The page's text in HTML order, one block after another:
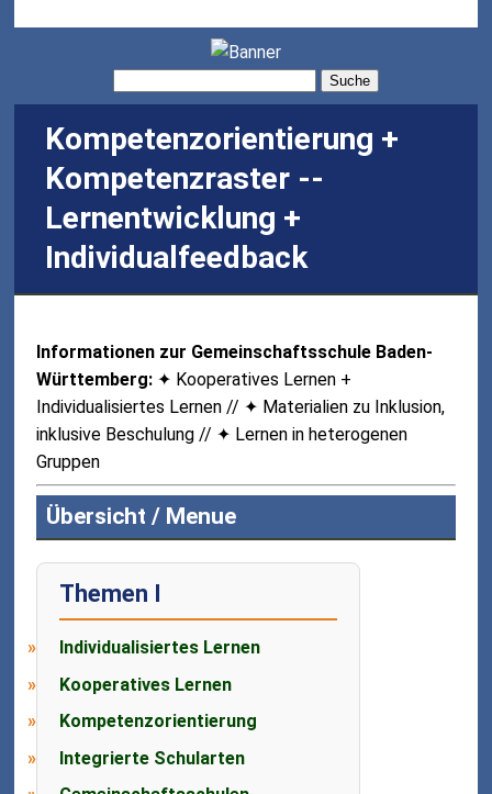
Suche
Kompetenzorientierung +
Kompetenzraster --
Lernentwicklung +
Individualfeedback
Informationen zur Gemeinschaftsschule Baden-
Württemberg: ✦ Kooperatives Lernen +
Individualisiertes Lernen // ✦ Materialien zu Inklusion,
inklusive Beschulung // ✦ Lernen in heterogenen
Gruppen
Übersicht / Menue
Themen I
Individualisiertes Lernen
Kooperatives Lernen
Kompetenzorientierung
Integrierte Schularten